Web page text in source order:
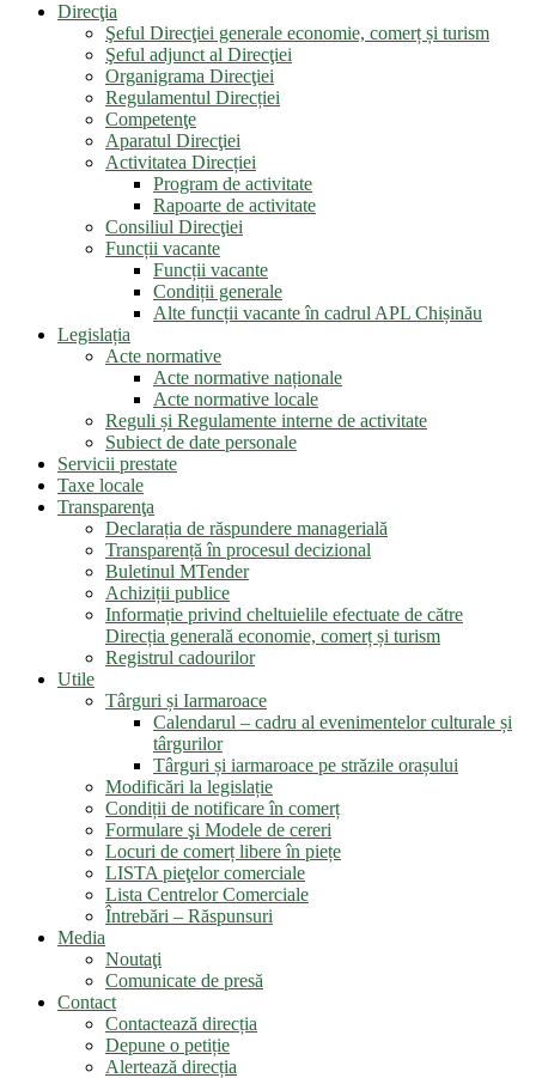
Direcţia
Şeful Direcţiei generale economie, comerț și turism
Şeful adjunct al Direcţiei
Organigrama Direcţiei
Regulamentul Direcției
Competenţe
Aparatul Direcţiei
Activitatea Direcției
Program de activitate
Rapoarte de activitate
Consiliul Direcţiei
Funcții vacante
Funcții vacante
Condiții generale
Alte funcții vacante în cadrul APL Chișinău
Legislația
Acte normative
Acte normative naționale
Acte normative locale
Reguli și Regulamente interne de activitate
Subiect de date personale
Servicii prestate
Taxe locale
Transparenţa
Declarația de răspundere managerială
Transparență în procesul decizional
Buletinul MTender
Achiziții publice
Informație privind cheltuielile efectuate de către
Direcția generală economie, comerț și turism
Registrul cadourilor
Utile
Târguri și Iarmaroace
Calendarul – cadru al evenimentelor culturale și
târgurilor
Târguri și iarmaroace pe străzile orașului
Modificări la legislație
Condiții de notificare în comerț
Formulare şi Modele de cereri
Locuri de comerț libere în piețe
LISTA pieţelor comerciale
Lista Centrelor Comerciale
Întrebări – Răspunsuri
Media
Noutaţi
Comunicate de presă
Contact
Contactează direcția
Depune o petiție
Alertează direcția